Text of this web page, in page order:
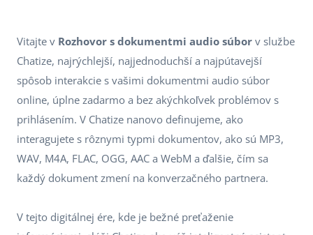
Vitajte v Rozhovor s dokumentmi audio súbor v službe
Chatize, najrýchlejší, najjednoduchší a najpútavejší
spôsob interakcie s vašimi dokumentmi audio súbor
online, úplne zadarmo a bez akýchkoľvek problémov s
prihlásením. V Chatize nanovo definujeme, ako
interagujete s rôznymi typmi dokumentov, ako sú MP3,
WAV, M4A, FLAC, OGG, AAC a WebM a ďalšie, čím sa
každý dokument zmení na konverzačného partnera.
V tejto digitálnej ére, kde je bežné preťaženie